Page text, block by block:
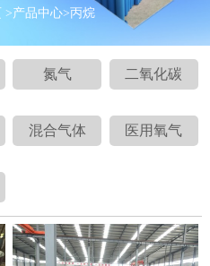
>产品中心>丙烷
氮气 二氧化碳
混合气体 医用氧气